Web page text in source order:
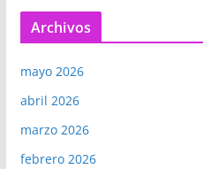
Archivos
mayo 2026
abril 2026
marzo 2026
febrero 2026